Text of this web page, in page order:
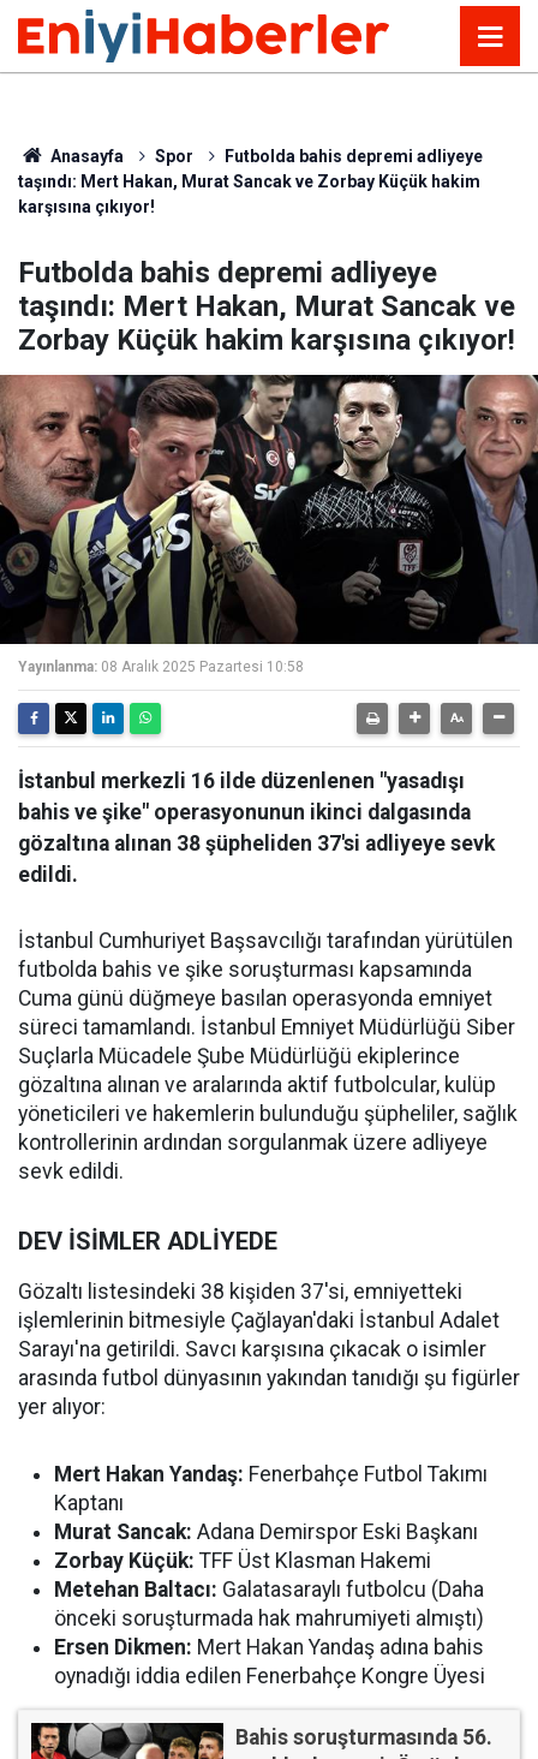
Anasayfa Spor
Futbolda bahis depremi adliyeye
taşındı: Mert Hakan, Murat Sancak ve Zorbay Küçük hakim
karşısına çıkıyor!
Futbolda bahis depremi adliyeye
taşındı: Mert Hakan, Murat Sancak ve
Zorbay Küçük hakim karşısına çıkıyor!
Yayınlanma: 08 Aralık 2025 Pazartesi 10:58
İstanbul merkezli 16 ilde düzenlenen "yasadışı
bahis ve şike" operasyonunun ikinci dalgasında
gözaltına alınan 38 şüpheliden 37'si adliyeye sevk
edildi.
İstanbul Cumhuriyet Başsavcılığı tarafından yürütülen
futbolda bahis ve şike soruşturması kapsamında
Cuma günü düğmeye basılan operasyonda emniyet
süreci tamamlandı. İstanbul Emniyet Müdürlüğü Siber
Suçlarla Mücadele Şube Müdürlüğü ekiplerince
gözaltına alınan ve aralarında aktif futbolcular, kulüp
yöneticileri ve hakemlerin bulunduğu şüpheliler, sağlık
kontrollerinin ardından sorgulanmak üzere adliyeye
sevk edildi.
DEV İSİMLER ADLİYEDE
Gözaltı listesindeki 38 kişiden 37'si, emniyetteki
işlemlerinin bitmesiyle Çağlayan'daki İstanbul Adalet
Sarayı'na getirildi. Savcı karşısına çıkacak o isimler
arasında futbol dünyasının yakından tanıdığı şu figürler
yer alıyor:
Mert Hakan Yandaş: Fenerbahçe Futbol Takımı
Kaptanı
Murat Sancak: Adana Demirspor Eski Başkanı
Zorbay Küçük: TFF Üst Klasman Hakemi
Metehan Baltacı: Galatasaraylı futbolcu (Daha
önceki soruşturmada hak mahrumiyeti almıştı)
Ersen Dikmen: Mert Hakan Yandaş adına bahis
oynadığı iddia edilen Fenerbahçe Kongre Üyesi
Bahis soruşturmasında 56.